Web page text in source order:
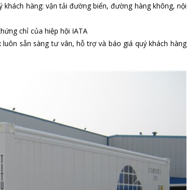
hàng: vận tải đường biển, đường hàng không, nội
chỉ của hiệp hội IATA
sẵn sàng tư vân, hỗ trợ và báo giá quý khách hàng